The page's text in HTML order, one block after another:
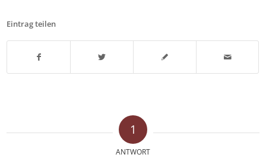
Eintrag teilen
1
ANTWORT